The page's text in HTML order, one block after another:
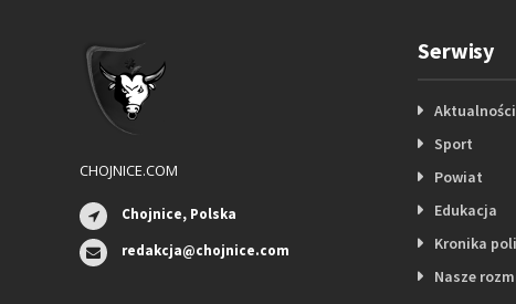
CHOJNICE.COM
Chojnice, Polska
redakcja@chojnice.com
Serwisy
Aktualności
Sport
Powiat
Edukacja
Kronika
Nasze